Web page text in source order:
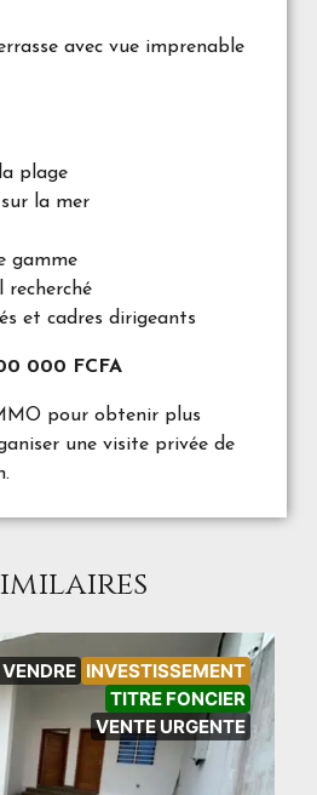
avec vue imprenable
plage
la mer
gamme
recherché
et cadres dirigeants
000 FCFA
pour obtenir plus
une visite privée de
INVESTISSEMENT
TITRE FONCIER
VENTE URGENTE